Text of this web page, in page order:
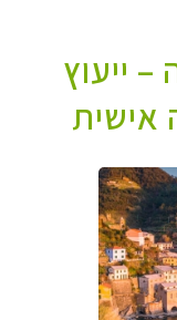
– ייעוץ
אישית